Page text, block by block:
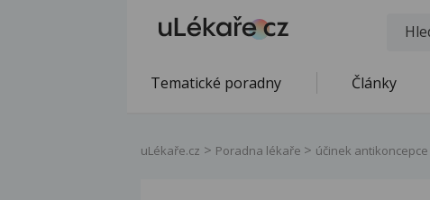
Tematické poradny Články
uLékaře.cz Poradna lékaře účinek